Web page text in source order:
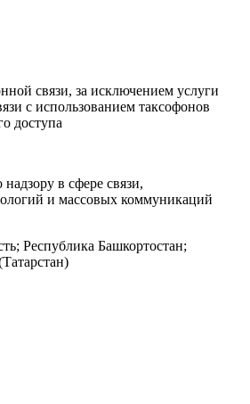
связи, за исключением услуги
с использованием таксофонов
доступа
в сфере связи,
и массовых коммуникаций
Республика Башкортостан;